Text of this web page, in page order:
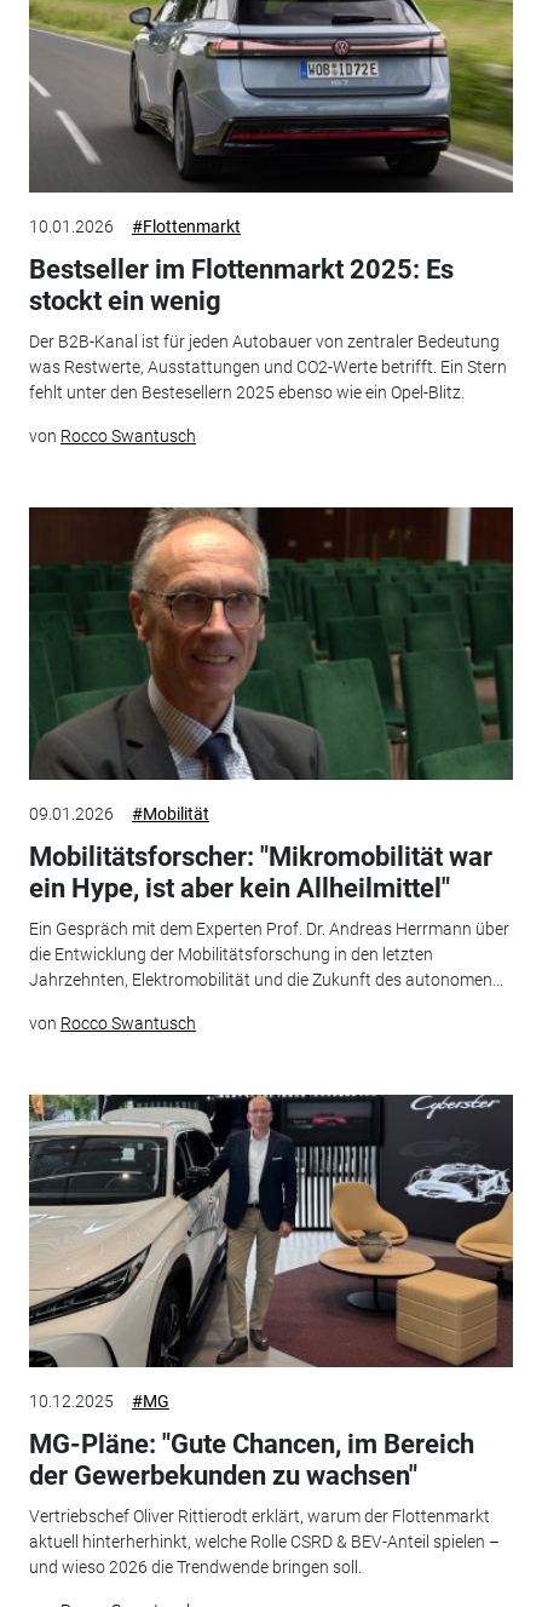
10.01.2026 #Flottenmarkt
Bestseller im Flottenmarkt 2025: Es
stockt ein wenig
Der B2B-Kanal ist für jeden Autobauer von zentraler Bedeutung
was Restwerte, Ausstattungen und CO2-Werte betrifft. Ein Stern
fehlt unter den Bestesellern 2025 ebenso wie ein Opel-Blitz.
von Rocco Swantusch
09.01.2026 #Mobilität
Mobilitätsforscher: "Mikromobilität war
ein Hype, ist aber kein Allheilmittel"
Ein Gespräch mit dem Experten Prof. Dr. Andreas Herrmann über
die Entwicklung der Mobilitätsforschung in den letzten
Jahrzehnten, Elektromobilität und die Zukunft des autonomen...
von Rocco Swantusch
10.12.2025 #MG
MG-Pläne: "Gute Chancen, im Bereich
der Gewerbekunden zu wachsen"
Vertriebschef Oliver Rittierodt erklärt, warum der Flottenmarkt
aktuell hinterherhinkt, welche Rolle CSRD & BEV-Anteil spielen –
und wieso 2026 die Trendwende bringen soll.